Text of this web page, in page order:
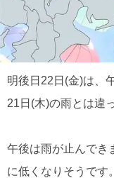
明後日22日(金)は、
21日(木)の雨とは違
午後は雨が止んでき
に低くなりそうで